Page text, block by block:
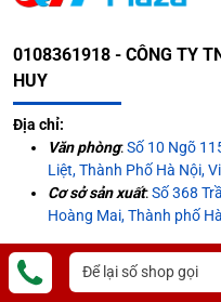
0108361918 - CÔNG TY
HUY
Địa chỉ:
Văn phòng:Số 10 Ngõ
Liệt, Thành Phố Hà Nội,
Cơ sở sản xuất:Số 368
Hoàng Mai, Thành phố
Email: